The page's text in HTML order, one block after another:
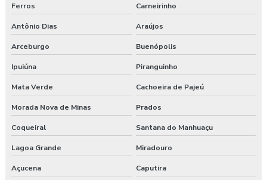
Ferros Carneirinho
Antônio Dias Araújos
Arceburgo Buenópolis
Ipuiúna Piranguinho
Mata Verde Cachoeira de Pajeú
Morada Nova de Minas Prados
Coqueiral Santana do Manhuaçu
Lagoa Grande Miradouro
Açucena Caputira